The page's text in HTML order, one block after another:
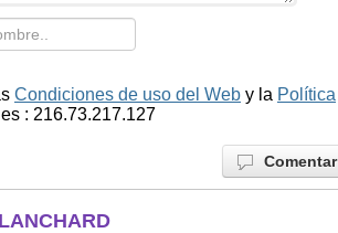
Condiciones de uso del Web y la Política
: 216.73.217.127
Comentar